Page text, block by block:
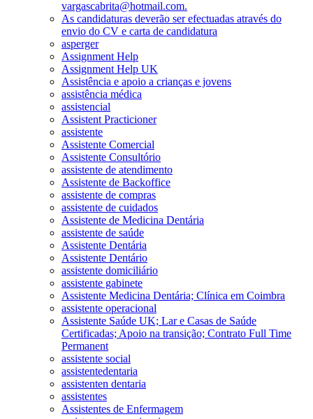
vargascabrita@hotmail.com.
As candidaturas deverão ser efectuadas através do
envio do CV e carta de candidatura
asperger
Assignment Help
Assignment Help UK
Assistência e apoio a crianças e jovens
assistência médica
assistencial
Assistent Practicioner
assistente
Assistente Comercial
Assistente Consultório
assistente de atendimento
Assistente de Backoffice
assistente de compras
assistente de cuidados
Assistente de Medicina Dentária
assistente de saúde
Assistente Dentária
Assistente Dentário
assistente domiciliário
assistente gabinete
Assistente Medicina Dentária; Clínica em Coimbra
assistente operacional
Assistente Saúde UK; Lar e Casas de Saúde
Certificadas; Apoio na transição; Contrato Full Time
Permanent
assistente social
assistentedentaria
assistenten dentaria
assistentes
Assistentes de Enfermagem